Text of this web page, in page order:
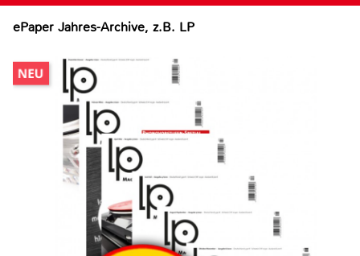
ePaper Jahres-Archive, z.B. LP